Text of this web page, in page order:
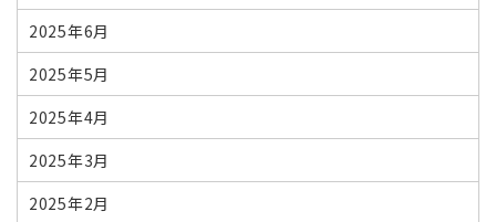
2025年6月
2025年5月
2025年4月
2025年3月
2025年2月